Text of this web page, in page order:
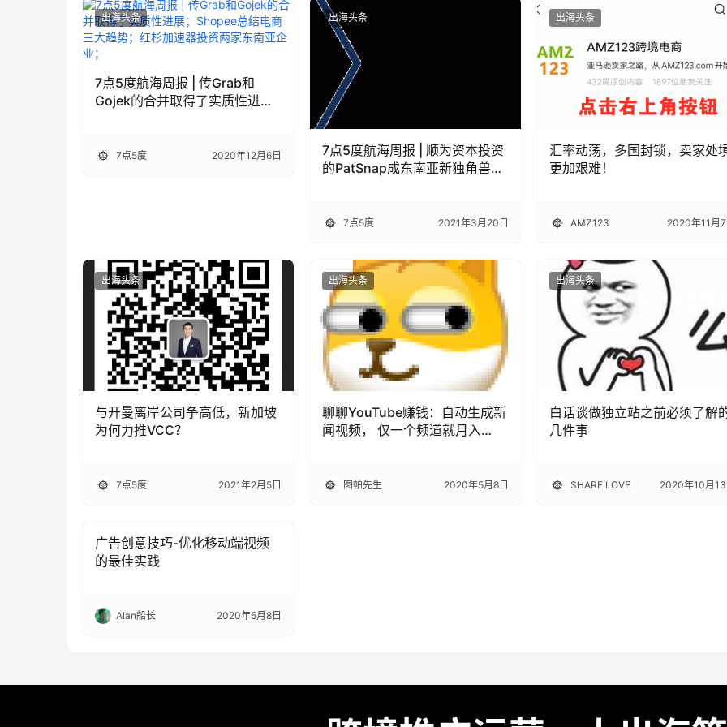
出海头条
7点5度航海周报 | 传Grab和
Gojek的合并取得了实质性进
企业；
7点5度 2020年12月6日
出海头条
7点5度航海周报 | 顺为资本投资
的PatSnap成东南亚新独角兽；
7点5度 2021年3月20日
出海头条
汇率动荡，多国封锁，卖家处
更加艰难！
AMZ123 2020年11月
出海头条
与开曼离岸公司争高低，新加坡
为何力推VCC？
7点5度 2021年2月5日
出海头条
聊聊YouTube赚钱：自动生成新
闻视频， 仅一个频道就月入
图帕先生 2020年5月8日
出海头条
白话谈做独立站之前必须了解
几件事
SHARE LOVE 2020年10月
出海头条
广告创意技巧-优化移动端视频
的最佳实践
Alan船长 2020年5月8日